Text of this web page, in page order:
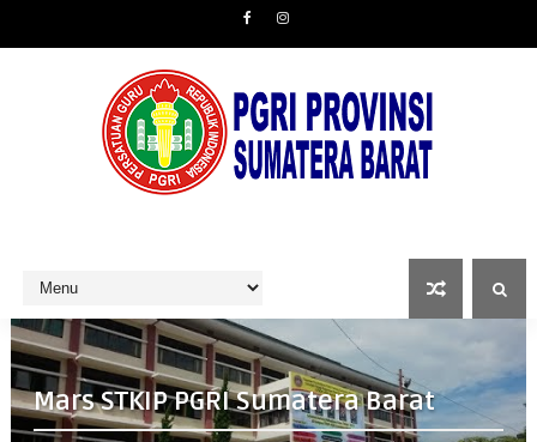
Mars STKIP PGRI Sumatera Barat